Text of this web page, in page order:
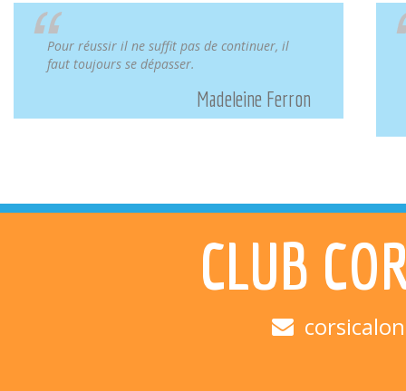
Pour réussir il ne suffit pas de continuer, il
faut toujours se dépasser.
Madeleine Ferron
CLUB